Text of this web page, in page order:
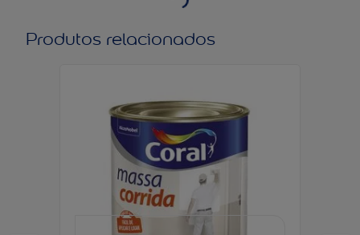
Produtos relacionados